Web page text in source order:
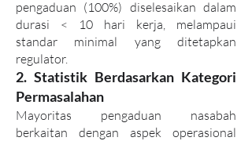
pengaduan (100%) diselesaikan dalam
durasi < 10 hari kerja, melampaui
standar minimal yang ditetapkan
regulator.
2. Statistik Berdasarkan Kategori
Permasalahan
Mayoritas pengaduan nasabah
berkaitan dengan aspek operasional